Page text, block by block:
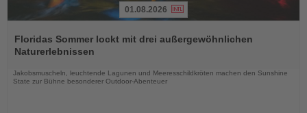
Sie
die
01.08.2026
Floridas Sommer lockt mit drei außergewöhnlichen
Naturerlebnissen
Jakobsmuscheln, leuchtende Lagunen und Meeresschildkröten machen den Sunshine
State zur Bühne besonderer Outdoor-Abenteuer